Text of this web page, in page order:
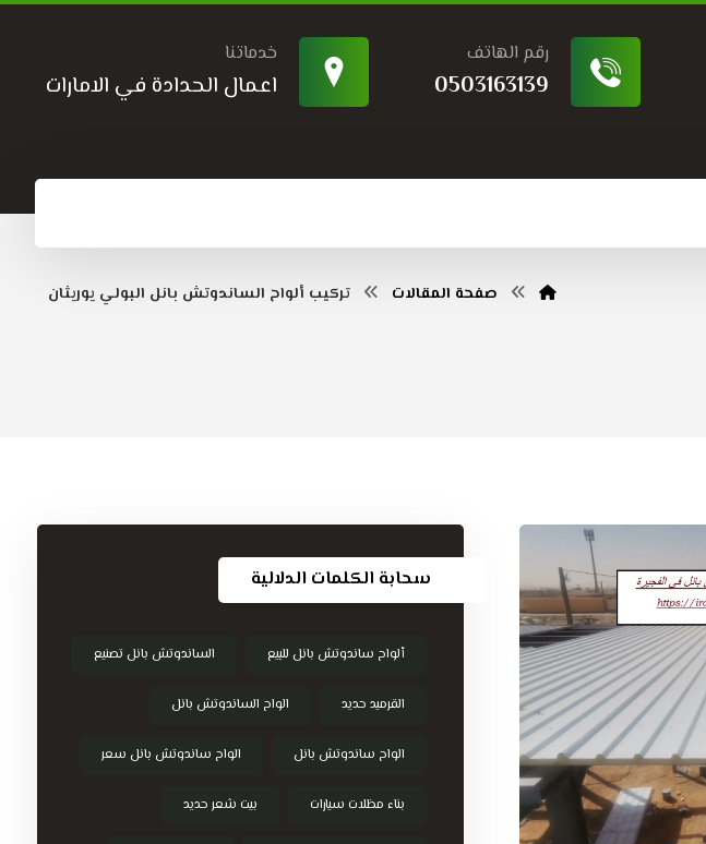
خدماتنا
اعمال الحدادة في الامارات
رقم الهاتف
0503163139
صفحة المقالات تركيب ألواح الساندوتش بانل البولي يوريثان
سحابة الكلمات الدلالية
ألواح ساندوتش بانل للبيع الساندوتش بانل تصنيع
القرميد حديد الواح الساندوتش بانل
الواح ساندوتش بانل الواح ساندوتش بانل سعر
بناء مظلات سيارات بيت شعر حديد